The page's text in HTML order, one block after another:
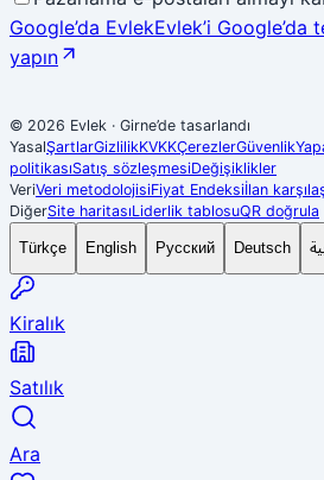
Google’da EvlekEvlek’i
yapın
© 2026 Evlek · Girne’de tasarlandı
YasalŞartlarGizlilikKVKKÇerezlerGüvenlik
politikasıSatış sözleşmesiDeğişiklikler
VeriVeri metodolojisiFiyat Endeksiİlan
DiğerSite haritasıLiderlik tablosuQR doğrula
Türkçe English Русский Deutsch
Kiralık
Satılık
Ara